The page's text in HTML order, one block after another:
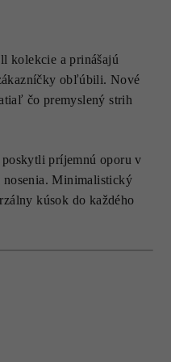
kolekcie a prinášajú
obľúbili. Nové
čo premyslený strih
príjemnú oporu v
nosenia. Minimalistický
kúsok do každého